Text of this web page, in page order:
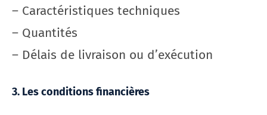
– Caractéristiques techniques
– Quantités
– Délais de livraison ou d’exécution
3. Les conditions financières